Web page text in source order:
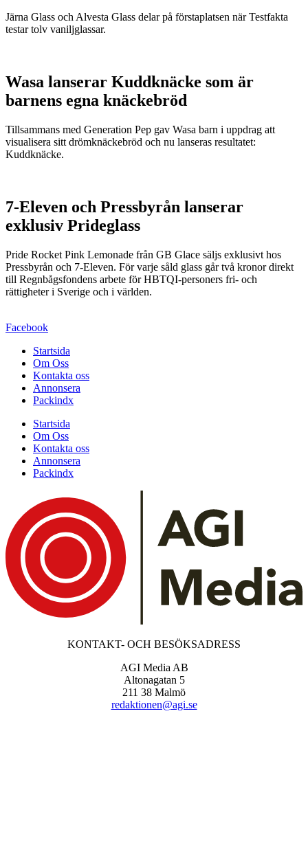
Järna Glass och Alvesta Glass delar på förstaplatsen när Testfakta
testar tolv vaniljglassar.
Wasa lanserar Kuddknäcke som är
barnens egna knäckebröd
Tillsammans med Generation Pep gav Wasa barn i uppdrag att
visualisera sitt drömknäckebröd och nu lanseras resultatet:
Kuddknäcke.
7-Eleven och Pressbyrån lanserar
exklusiv Prideglass
Pride Rocket Pink Lemonade från GB Glace säljs exklusivt hos
Pressbyrån och 7-Eleven. För varje såld glass går två kronor direkt
till Regnbågsfondens arbete för HBTQI-personers fri- och
rättigheter i Sverige och i världen.
Facebook
Startsida
Om Oss
Kontakta oss
Annonsera
Packindx
Startsida
Om Oss
Kontakta oss
Annonsera
Packindx
KONTAKT- OCH BESÖKSADRESS
AGI Media AB
Altonagatan 5
211 38 Malmö
redaktionen@agi.se